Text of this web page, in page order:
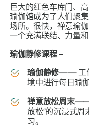
巨大的红色车库门、
瑜伽馆成为了人们聚
场所。很快，禅意瑜
一个充满联结、力量和
瑜伽静修课程 –
瑜伽静修——工
境中进行每日瑜
禅意放松周末
放松”的沉浸式
习。